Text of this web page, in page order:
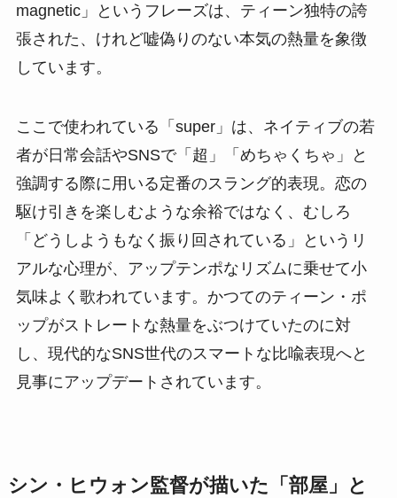
magnetic」というフレーズは、ティーン独特の誇
張された、けれど嘘偽りのない本気の熱量を象徴
しています。
ここで使われている「super」は、ネイティブの若
者が日常会話やSNSで「超」「めちゃくちゃ」と
強調する際に用いる定番のスラング的表現。恋の
駆け引きを楽しむような余裕ではなく、むしろ
「どうしようもなく振り回されている」というリ
アルな心理が、アップテンポなリズムに乗せて小
気味よく歌われています。かつてのティーン・ポ
ップがストレートな熱量をぶつけていたのに対
し、現代的なSNS世代のスマートな比喩表現へと
見事にアップデートされています。
シン・ヒウォン監督が描いた「部屋」と